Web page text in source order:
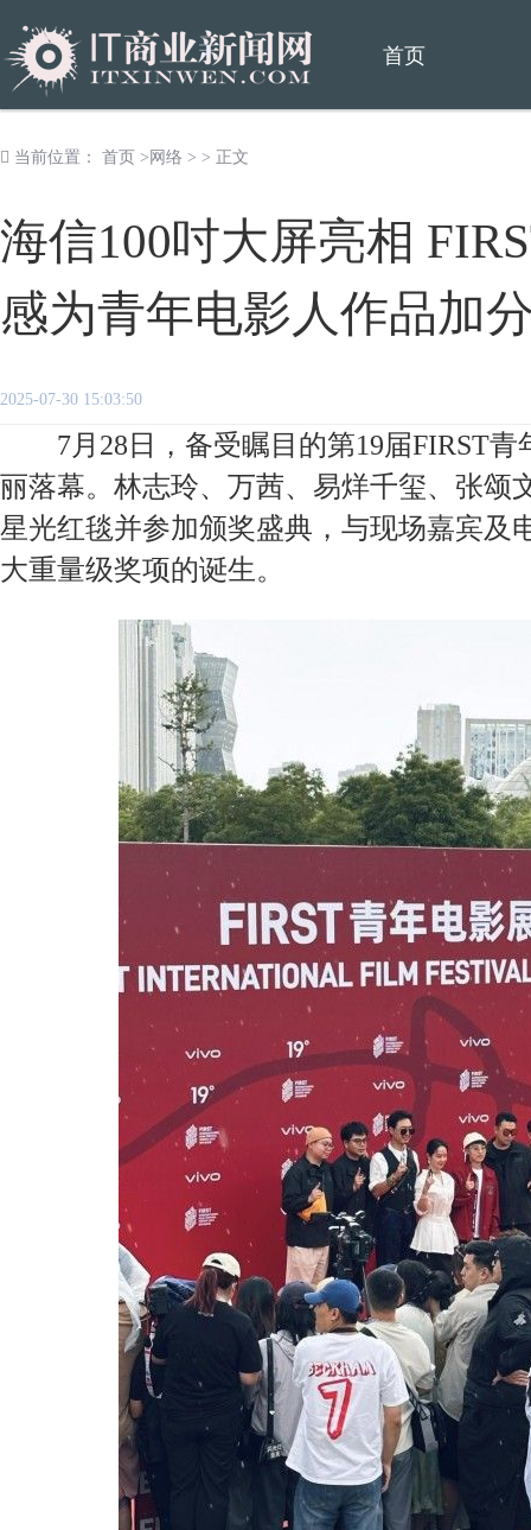
首页
当前位置： 首页 > 网络 > > 正文
海信100吋大屏亮相
感为青年电影人作品加
2025-07-30 15:03:50
7月28日，备受瞩目的第19届FIRST青
丽落幕。林志玲、万茜、易烊千玺、张颂
星光红毯并参加颁奖盛典，与现场嘉宾及
大重量级奖项的诞生。